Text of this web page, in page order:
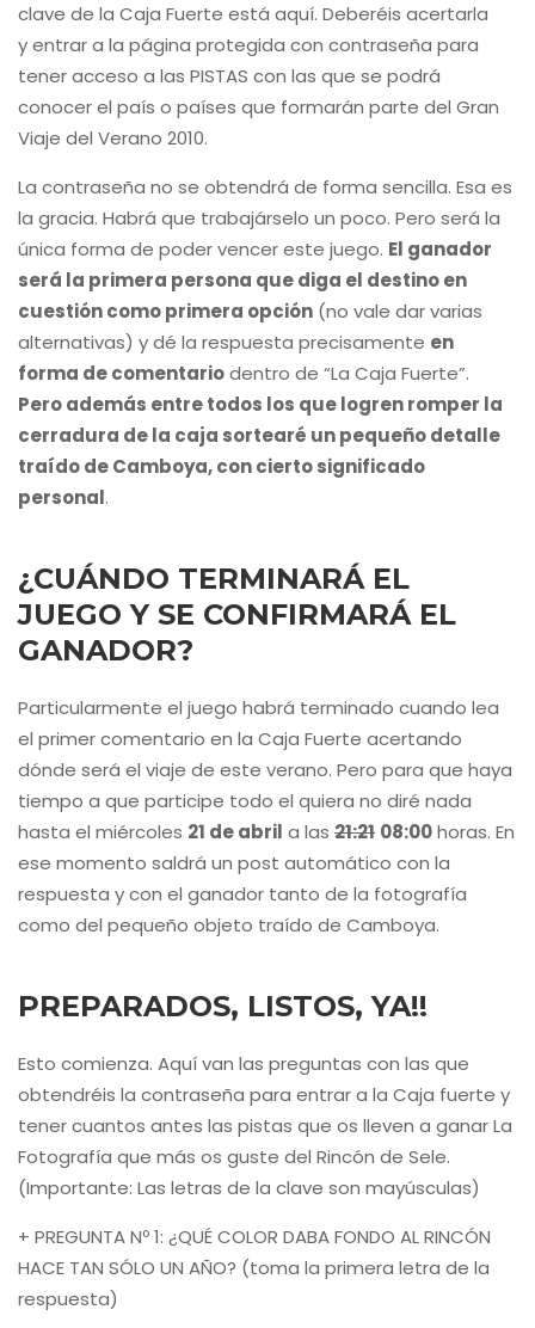
clave de la Caja Fuerte está aquí. Deberéis acertarla
y entrar a la página protegida con contraseña para
tener acceso a las PISTAS con las que se podrá
conocer el país o países que formarán parte del Gran
Viaje del Verano 2010.
La contraseña no se obtendrá de forma sencilla. Esa es
la gracia. Habrá que trabajárselo un poco. Pero será la
única forma de poder vencer este juego. El ganador
será la primera persona que diga el destino en
cuestión como primera opción (no vale dar varias
alternativas) y dé la respuesta precisamente en
forma de comentariodentro de “La Caja Fuerte”.
Pero además entre todos los que logren romper la
cerradura de la caja sortearé un pequeño detalle
traído de Camboya, con cierto significado
personal.
¿CUÁNDO TERMINARÁ EL
JUEGO Y SE CONFIRMARÁ EL
GANADOR?
Particularmente el juego habrá terminado cuando lea
el primer comentario en la Caja Fuerte acertando
dónde será el viaje de este verano. Pero para que haya
tiempo a que participe todo el quiera no diré nada
hasta el miércoles 21 de abril a las 21:21 08:00horas. En
ese momento saldrá un post automático con la
respuesta y con el ganador tanto de la fotografía
como del pequeño objeto traído de Camboya.
PREPARADOS, LISTOS, YA!!
Esto comienza. Aquí van las preguntas con las que
obtendréis la contraseña para entrar a la Caja fuerte y
tener cuantos antes las pistas que os lleven a ganar La
Fotografía que más os guste del Rincón de Sele.
(Importante: Las letras de la clave son mayúsculas)
+ PREGUNTA Nº 1: ¿QUÉ COLOR DABA FONDO AL RINCÓN
HACE TAN SÓLO UN AÑO? (toma la primera letra de la
respuesta)